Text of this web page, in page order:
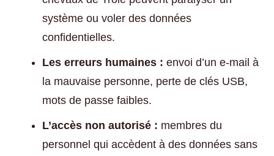
système ou voler des données
confidentielles.
Les erreurs humaines : envoi d’un e-mail à
la mauvaise personne, perte de clés USB,
mots de passe faibles.
L’accès non autorisé : membres du
personnel qui accèdent à des données sans